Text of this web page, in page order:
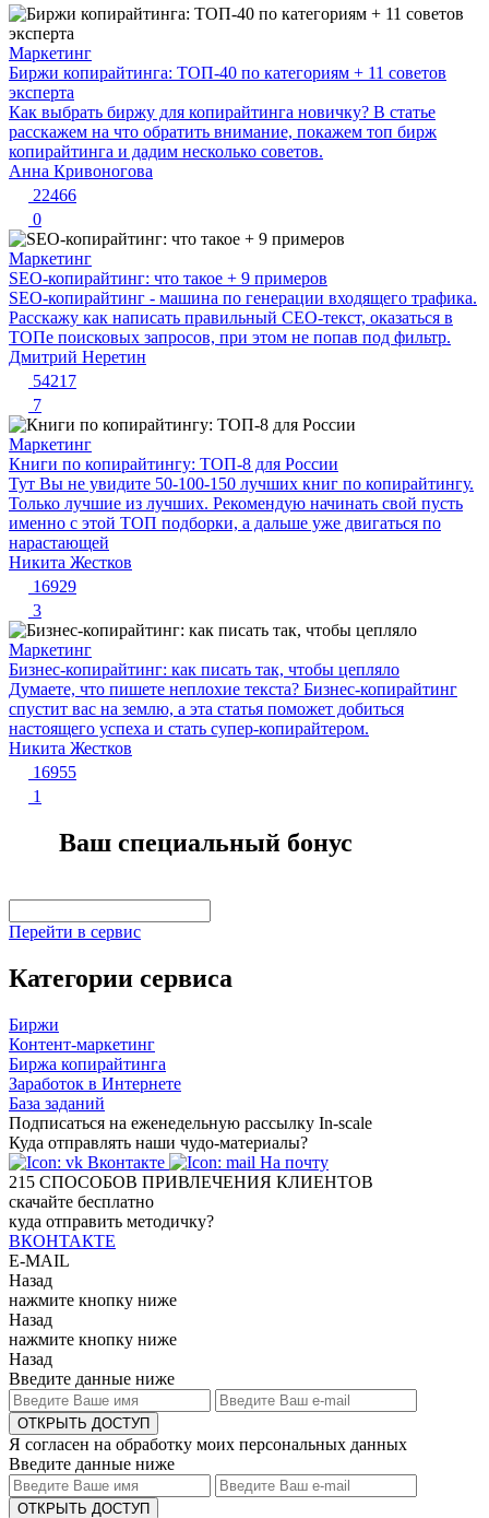
Маркетинг
Биржи копирайтинга: ТОП-40 по категориям + 11 советов
эксперта
Как выбрать биржу для копирайтинга новичку? В статье
расскажем на что обратить внимание, покажем топ бирж
копирайтинга и дадим несколько советов.
Анна Кривоногова
22466
0
Маркетинг
SEO-копирайтинг: что такое + 9 примеров
SEO-копирайтинг - машина по генерации входящего трафика.
Расскажу как написать правильный СЕО-текст, оказаться в
ТОПе поисковых запросов, при этом не попав под фильтр.
Дмитрий Неретин
54217
7
Маркетинг
Книги по копирайтингу: ТОП-8 для России
Тут Вы не увидите 50-100-150 лучших книг по копирайтингу.
Только лучшие из лучших. Рекомендую начинать свой пусть
именно с этой ТОП подборки, а дальше уже двигаться по
нарастающей
Никита Жестков
16929
3
Маркетинг
Бизнес-копирайтинг: как писать так, чтобы цепляло
Думаете, что пишете неплохие текста? Бизнес-копирайтинг
спустит вас на землю, а эта статья поможет добиться
настоящего успеха и стать супер-копирайтером.
Никита Жестков
16955
1
Ваш специальный бонус
Перейти в сервис
Категории сервиса
Биржи
Контент-маркетинг
Биржа копирайтинга
Заработок в Интернете
База заданий
Подписаться на еженедельную рассылку In-scale
Куда отправлять наши чудо-материалы?
Вконтакте
На почту
215 СПОСОБОВ ПРИВЛЕЧЕНИЯ КЛИЕНТОВ
скачайте бесплатно
куда отправить методичку?
ВКОНТАКТЕ
E-MAIL
Назад
нажмите кнопку ниже
Назад
нажмите кнопку ниже
Назад
Введите данные ниже
ОТКРЫТЬ ДОСТУП
Я согласен на обработку моих персональных данных
Введите данные ниже
ОТКРЫТЬ ДОСТУП